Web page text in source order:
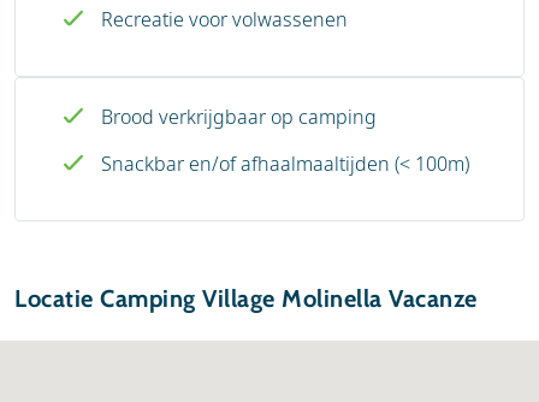
Recreatie voor volwassenen
Brood verkrijgbaar op camping
Snackbar en/of afhaalmaaltijden (< 100m)
Locatie Camping Village Molinella Vacanze